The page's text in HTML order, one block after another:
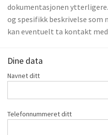
dokumentasjonen
og spesifikk beskrivelse som
kan eventuelt ta kontakt
Dine data
Navnet ditt
Telefonnummeret ditt